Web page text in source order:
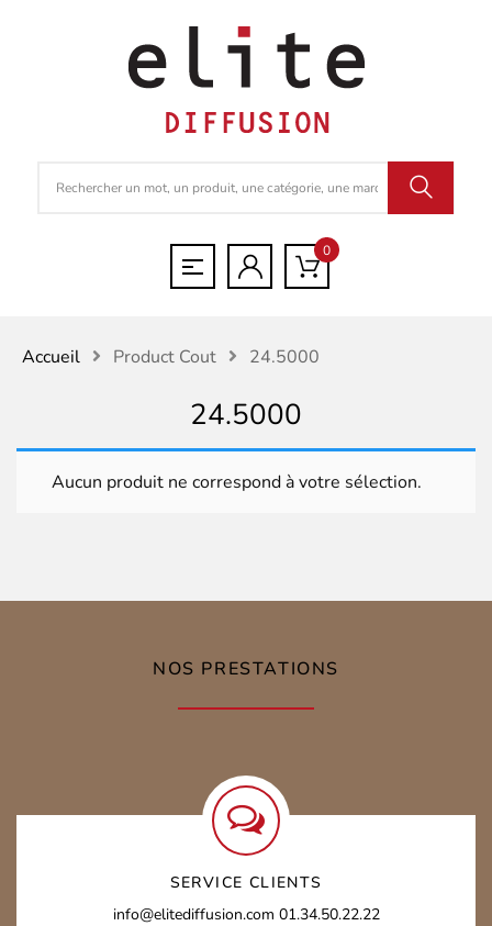
0
Accueil Product Cout 24.5000
24.5000
Aucun produit ne correspond à votre sélection.
NOS PRESTATIONS
SERVICE CLIENTS
info@elitediffusion.com 01.34.50.22.22